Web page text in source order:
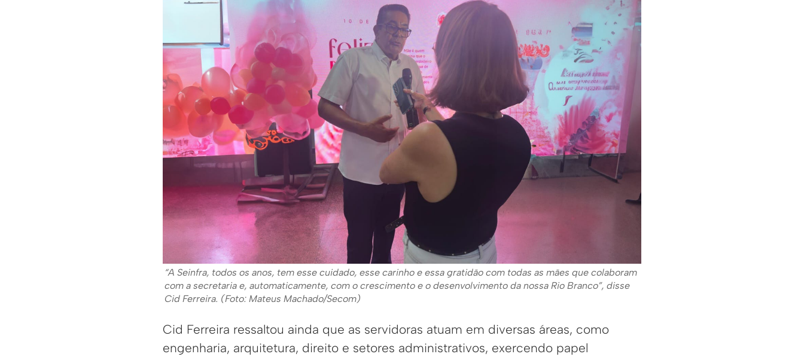
“A Seinfra, todos os anos, tem esse cuidado, esse carinho e essa gratidão com todas as mães que colaboram
com a secretaria e, automaticamente, com o crescimento e o desenvolvimento da nossa Rio Branco”, disse
Cid Ferreira. (Foto: Mateus Machado/Secom)
Cid Ferreira ressaltou ainda que as servidoras atuam em diversas áreas, como
engenharia, arquitetura, direito e setores administrativos, exercendo papel